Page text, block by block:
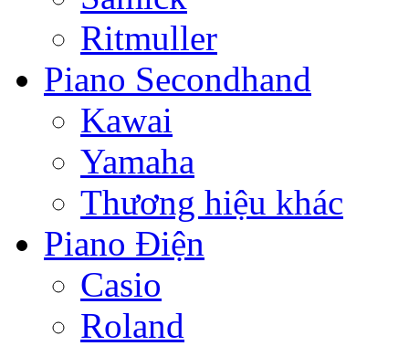
Ritmuller
Piano Secondhand
Kawai
Yamaha
Thương hiệu khác
Piano Điện
Casio
Roland